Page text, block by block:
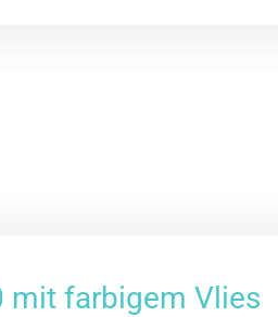
mit farbigem Vlies